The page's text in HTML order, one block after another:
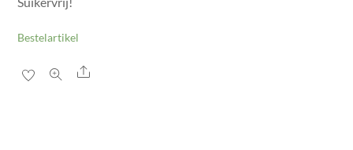
Bestelartikel
Share